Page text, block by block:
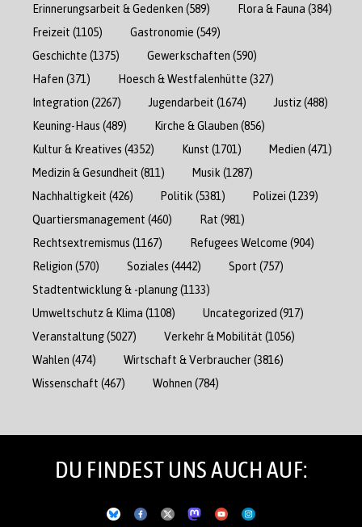
Erinnerungsarbeit & Gedenken (589) Flora & Fauna (384)
Freizeit (1105) Gastronomie (549)
Geschichte (1375) Gewerkschaften (590)
Hafen (371) Hoesch & Westfalenhütte (327)
Integration (2267) Jugendarbeit (1674) Justiz(488)
Keuning-Haus (489) Kirche & Glauben (856)
Kultur & Kreatives (4352) Kunst (1701) Medien (471)
Medizin & Gesundheit (811) Musik (1287)
Nachhaltigkeit (426) Politik (5381) Polizei (1239)
Quartiersmanagement (460) Rat (981)
Rechtsextremismus (1167) Refugees Welcome (904)
Religion (570) Soziales (4442) Sport (757)
Stadtentwicklung & -planung(1133)
Umweltschutz & Klima (1108) Uncategorized (917)
Veranstaltung(5027) Verkehr & Mobilität (1056)
Wahlen (474) Wirtschaft & Verbraucher(3816)
Wissenschaft (467) Wohnen (784)
DU FINDEST UNS AUCH AUF: